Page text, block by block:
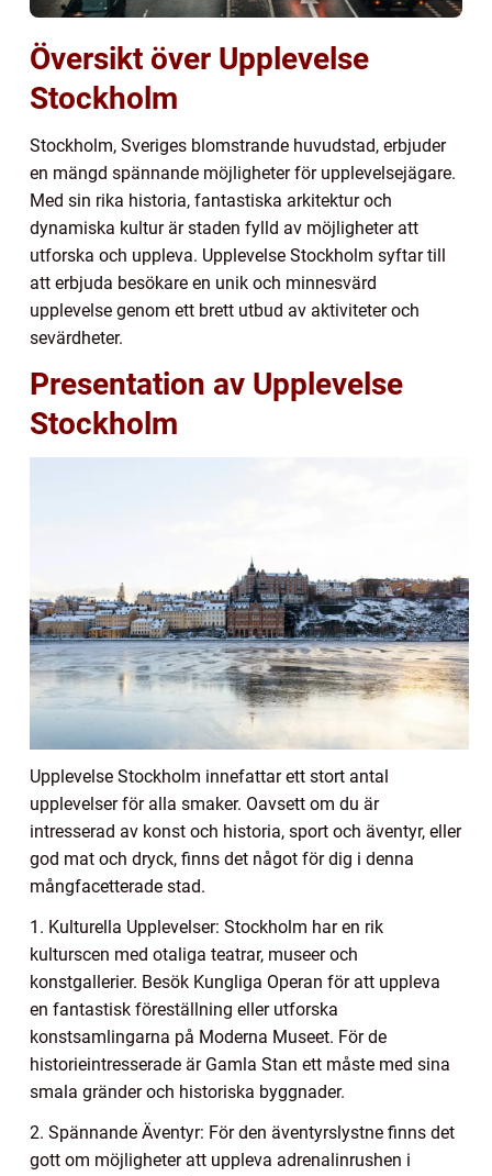
Översikt över Upplevelse
Stockholm
Stockholm, Sveriges blomstrande huvudstad, erbjuder
en mängd spännande möjligheter för upplevelsejägare.
Med sin rika historia, fantastiska arkitektur och
dynamiska kultur är staden fylld av möjligheter att
utforska och uppleva. Upplevelse Stockholm syftar till
att erbjuda besökare en unik och minnesvärd
upplevelse genom ett brett utbud av aktiviteter och
sevärdheter.
Presentation av Upplevelse
Stockholm
Upplevelse Stockholm innefattar ett stort antal
upplevelser för alla smaker. Oavsett om du är
intresserad av konst och historia, sport och äventyr, eller
god mat och dryck, finns det något för dig i denna
mångfacetterade stad.
1. Kulturella Upplevelser: Stockholm har en rik
kulturscen med otaliga teatrar, museer och
konstgallerier. Besök Kungliga Operan för att uppleva
en fantastisk föreställning eller utforska
konstsamlingarna på Moderna Museet. För de
historieintresserade är Gamla Stan ett måste med sina
smala gränder och historiska byggnader.
2. Spännande Äventyr: För den äventyrslystne finns det
gott om möjligheter att uppleva adrenalinrushen i